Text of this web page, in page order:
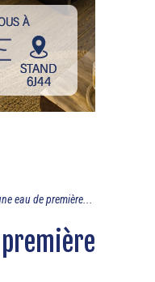
eau de première...